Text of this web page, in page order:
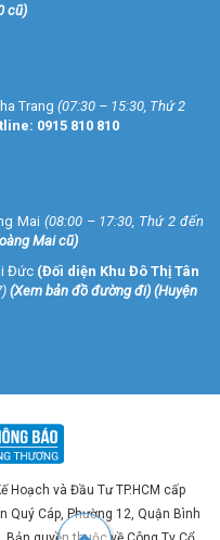
cũ)
Trang (07:30 – 15:30, Thứ 2
0915 810 810
Mai (08:00 – 17:30, Thứ 2 đến
Mai cũ)
Đức (Đối diện Khu Đô Thị Tân
(Xem bản đồ đường đi) (Huyện
Hoạch và Đầu Tư TP.HCM cấp
Cáp, Phường 12, Quận Bình